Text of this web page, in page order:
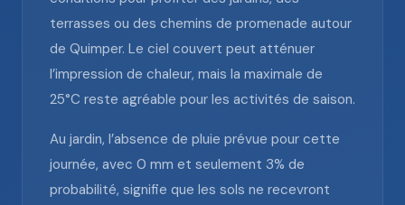
terrasses ou des chemins de promenade autour
de Quimper. Le ciel couvert peut atténuer
l’impression de chaleur, mais la maximale de
25°C reste agréable pour les activités de saison.
Au jardin, l’absence de pluie prévue pour cette
journée, avec 0 mm et seulement 3% de
probabilité, signifie que les sols ne recevront